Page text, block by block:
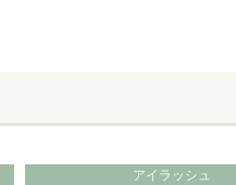
アイラッシュ